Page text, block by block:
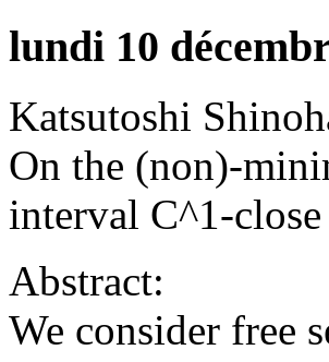
lundi 10
Katsutoshi
On the (non)-
interval C^1-
Abstract:
We consider free